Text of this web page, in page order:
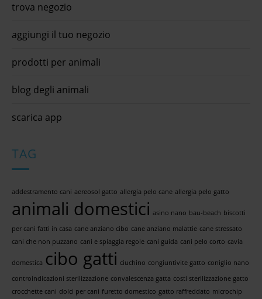
trova negozio
aggiungi il tuo negozio
prodotti per animali
blog degli animali
scarica app
TAG
addestramento cani aereosol gatto allergia pelo cane allergia pelo gatto
animali domestici asino nano bau-beach biscotti
per cani fatti in casa cane anziano cibo cane anziano malattie cane stressato
cani che non puzzano cani e spiaggia regole cani guida cani pelo corto cavia
domestica cibo gatti ciuchino congiuntivite gatto coniglio nano
controindicazioni sterilizzazione convalescenza gatta costi sterilizzazione gatto
crocchette cani dolci per cani furetto domestico gatto raffreddato microchip